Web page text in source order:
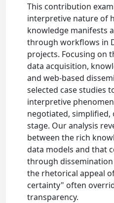
This contribution
interpretive nature of
knowledge manifests
through workflows in
projects. Focusing on
data acquisition,
and web-based
selected case studies
interpretive
negotiated, simplified,
stage. Our analysis
between the rich
data models and that
through
the rhetorical appeal
certainty" often
transparency.